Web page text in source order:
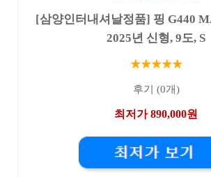
[삼양인터내셔날정품] 핑 G440
2025년 신형, 9도, S
★★★★★
후기 (0개)
최저가 890,000원